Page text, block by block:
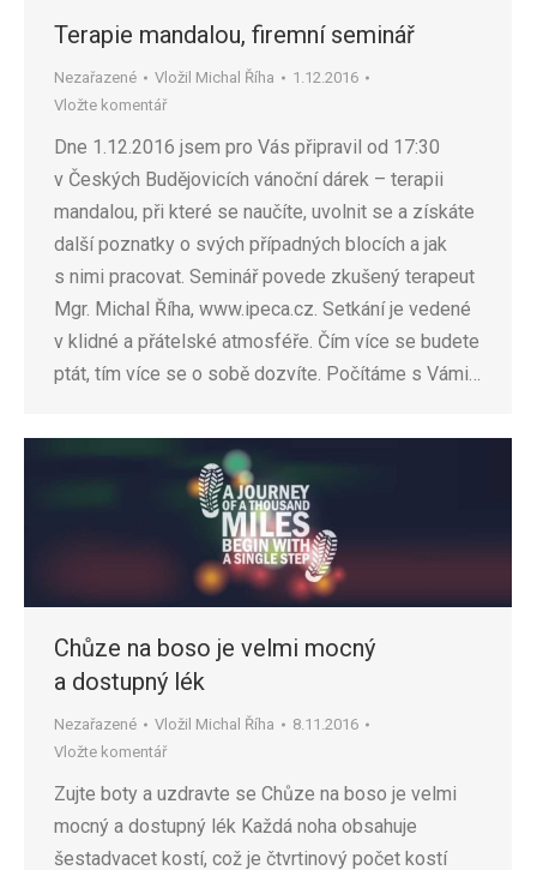
Terapie mandalou, firemní seminář
Nezařazené Vložil Michal Říha
1.12.2016
Vložte komentář
Dne 1.12.2016 jsem pro Vás připravil od 17:30
v Českých Budějovicích vánoční dárek – terapii
mandalou, při které se naučíte, uvolnit se a získáte
další poznatky o svých případných blocích a jak
s nimi pracovat. Seminář povede zkušený terapeut
Mgr. Michal Říha, www.ipeca.cz. Setkání je vedené
v klidné a přátelské atmosféře. Čím více se budete
ptát, tím více se o sobě dozvíte. Počítáme s Vámi…
Chůze na boso je velmi mocný
a dostupný lék
Nezařazené Vložil Michal Říha
8.11.2016
Vložte komentář
Zujte boty a uzdravte se Chůze na boso je velmi
mocný a dostupný lék Každá noha obsahuje
šestadvacet kostí, což je čtvrtinový počet kostí